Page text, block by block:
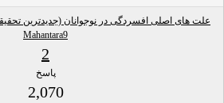
علت های اصلی افسردگی در نوجوانان (جدیدترین
Mahantara9
2
پاسخ
2,070